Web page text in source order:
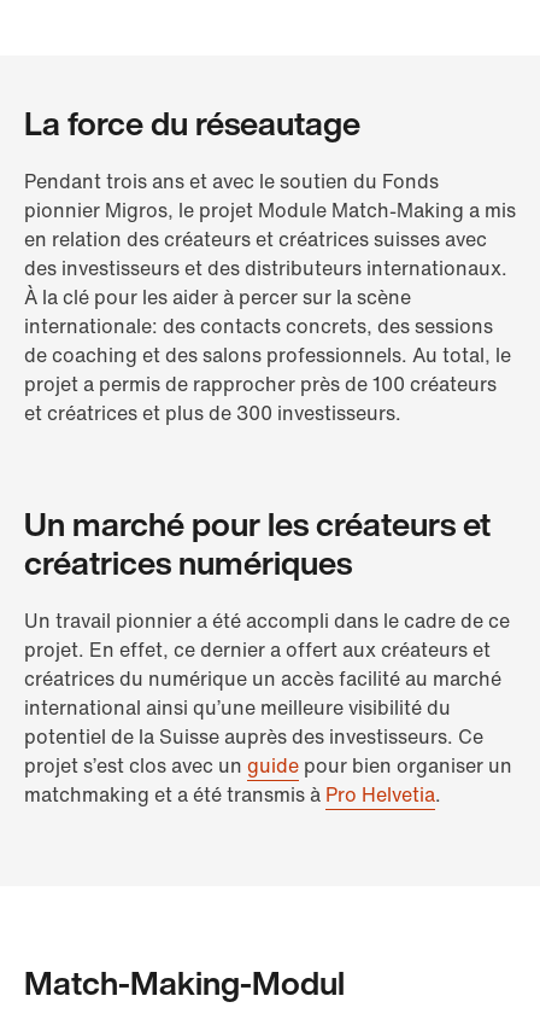
La force du réseautage
Pendant trois ans et avec le soutien du Fonds
pionnier Migros, le projet Module Match-Making a mis
en relation des créateurs et créatrices suisses avec
des investisseurs et des distributeurs internationaux.
À la clé pour les aider à percer sur la scène
internationale: des contacts concrets, des sessions
de coaching et des salons professionnels. Au total, le
projet a permis de rapprocher près de 100 créateurs
et créatrices et plus de 300 investisseurs.
Un marché pour les créateurs et
créatrices numériques
Un travail pionnier a été accompli dans le cadre de ce
projet. En effet, ce dernier a offert aux créateurs et
créatrices du numérique un accès facilité au marché
international ainsi qu’une meilleure visibilité du
potentiel de la Suisse auprès des investisseurs. Ce
projet s’est clos avec un guide pour bien organiser un
matchmaking et a été transmis à Pro Helvetia.
Match-Making-Modul